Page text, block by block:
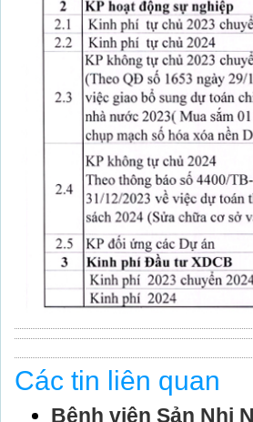
Các tin liên quan
Bệnh viện Sản Nhi